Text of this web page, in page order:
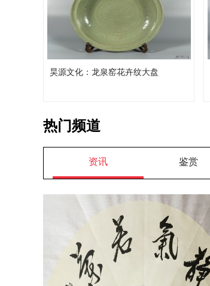
昊源文化：龙泉窑花卉纹大盘
热门频道
资讯 鉴赏